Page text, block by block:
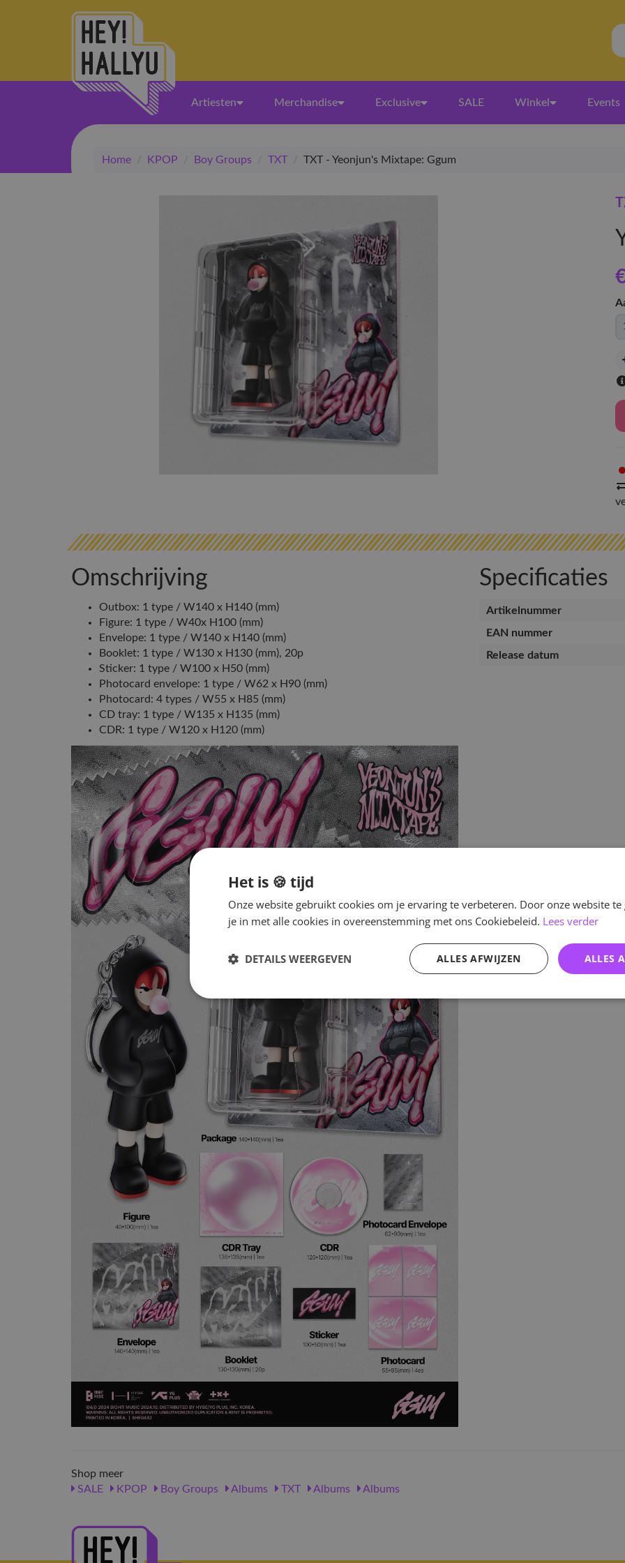
Artiesten Merchandise Exclusive SALE Winkel Events
Home / KPOP / Boy Groups / TXT / TXT - Yeonjun's Mixtape: Ggum
Omschrijving
Outbox: 1 type / W140 x H140 (mm)
Figure: 1 type / W40x H100 (mm)
Envelope: 1 type / W140 x H140 (mm)
Booklet: 1 type / W130 x H130 (mm), 20p
Sticker: 1 type / W100 x H50 (mm)
Photocard envelope: 1 type / W62 x H90 (mm)
Photocard: 4 types / W55 x H85 (mm)
CD tray: 1 type / W135 x H135 (mm)
CDR: 1 type / W120 x H120 (mm)
Specificaties
Artikelnummer
EAN nummer
Release datum
Shop meer
SALE
KPOP Boy Groups Albums TXT Albums Albums
Het is 🍪 tijd
Onze website gebruikt cookies om je ervaring te verbeteren. Door onze website
je in met alle cookies in overeenstemming met ons Cookiebeleid. Lees verder
ALLES
ALLES AFWIJZEN
DETAILS WEERGEVEN